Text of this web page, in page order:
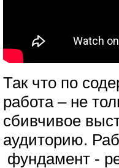
Так что по
работа – не
сбивчивое
аудиторию.
фундамент -